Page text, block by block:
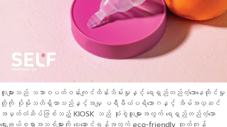
လူများသည် သဘာဝပတ်ဝန်းကျင်ထိန်းသိမ်းမှုနှင့် ရေရှည်တည်တံ့သောနေထိုင်မှု
တို့ကို ပိုမိုသတိရှိလာသည်နှင့်အမျှ ပရီမီယံပရိဘောဂနှင့် အိမ်အလှဆင်
အမှတ်တံဆိပ်ဖြစ်သည့် KIOSK သည် သုံးစွဲသူများအတွက် ရေရှည်တည်တံ့သော
ရွေးချယ်စရာအသစ်များကို ပေးဆောင်ရန်အတွက် eco-friendly ထုတ်ကုန်